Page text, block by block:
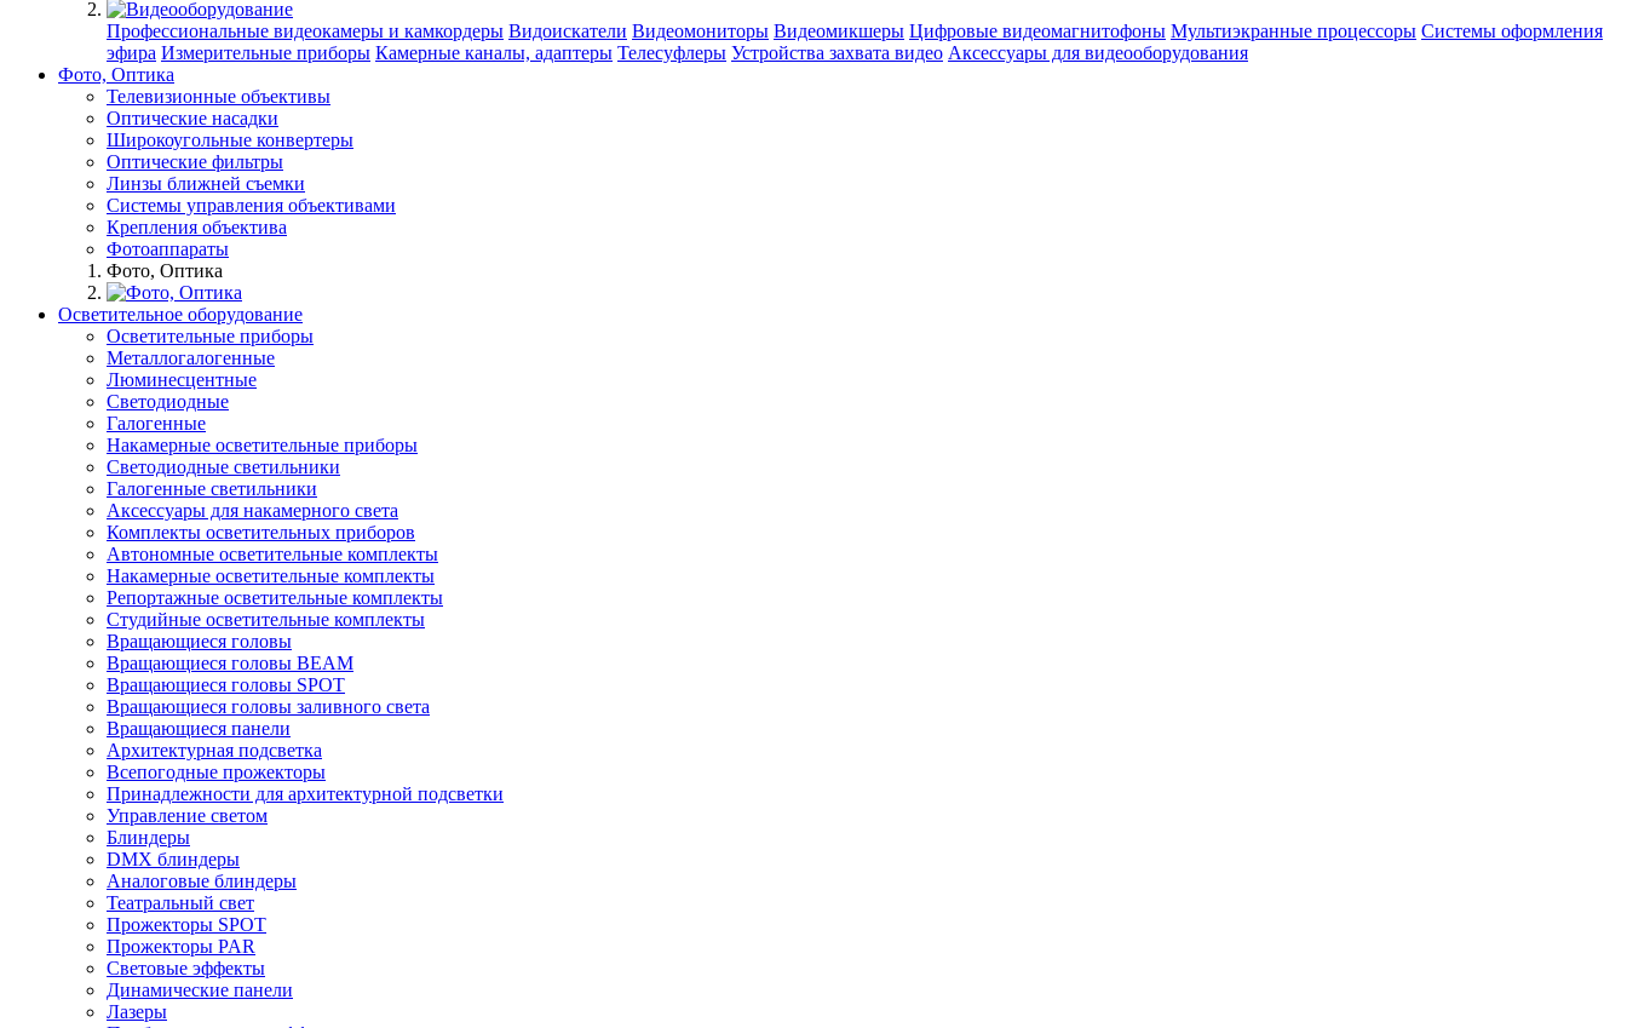
Профессиональные видеокамеры и камкордеры Видоискатели Видеомониторы Видеомикшеры Цифровые видеомагнитофоны Мультиэкранные процессоры Системы оформления
эфира Измерительные приборы Камерные каналы, адаптеры Телесуфлеры Устройства захвата видео Аксессуары для видеооборудования
Фото, Оптика
Телевизионные объективы
Оптические насадки
Широкоугольные конвертеры
Оптические фильтры
Линзы ближней съемки
Системы управления объективами
Крепления объектива
Фотоаппараты
Фото, Оптика
Осветительное оборудование
Осветительные приборы
Металлогалогенные
Люминесцентные
Светодиодные
Галогенные
Накамерные осветительные приборы
Светодиодные светильники
Галогенные светильники
Аксессуары для накамерного света
Комплекты осветительных приборов
Автономные осветительные комплекты
Накамерные осветительные комплекты
Репортажные осветительные комплекты
Студийные осветительные комплекты
Вращающиеся головы
Вращающиеся головы BEAM
Вращающиеся головы SPOT
Вращающиеся головы заливного света
Вращающиеся панели
Архитектурная подсветка
Всепогодные прожекторы
Принадлежности для архитектурной подсветки
Управление светом
Блиндеры
DMX блиндеры
Аналоговые блиндеры
Театральный свет
Прожекторы SPOT
Прожекторы PAR
Световые эффекты
Динамические панели
Лазеры